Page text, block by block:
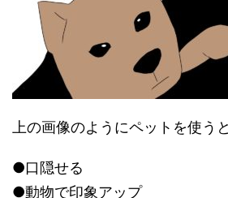
上の画像のようにペットを使う
●口隠せる
●動物で印象アップ